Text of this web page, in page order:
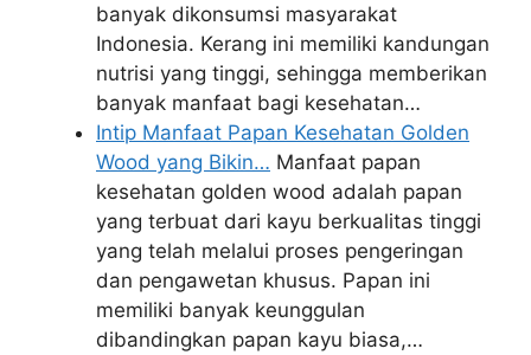
banyak dikonsumsi masyarakat
Indonesia. Kerang ini memiliki kandungan
nutrisi yang tinggi, sehingga memberikan
banyak manfaat bagi kesehatan…
Intip Manfaat Papan Kesehatan Golden
Wood yang Bikin… Manfaat papan
kesehatan golden wood adalah papan
yang terbuat dari kayu berkualitas tinggi
yang telah melalui proses pengeringan
dan pengawetan khusus. Papan ini
memiliki banyak keunggulan
dibandingkan papan kayu biasa,…